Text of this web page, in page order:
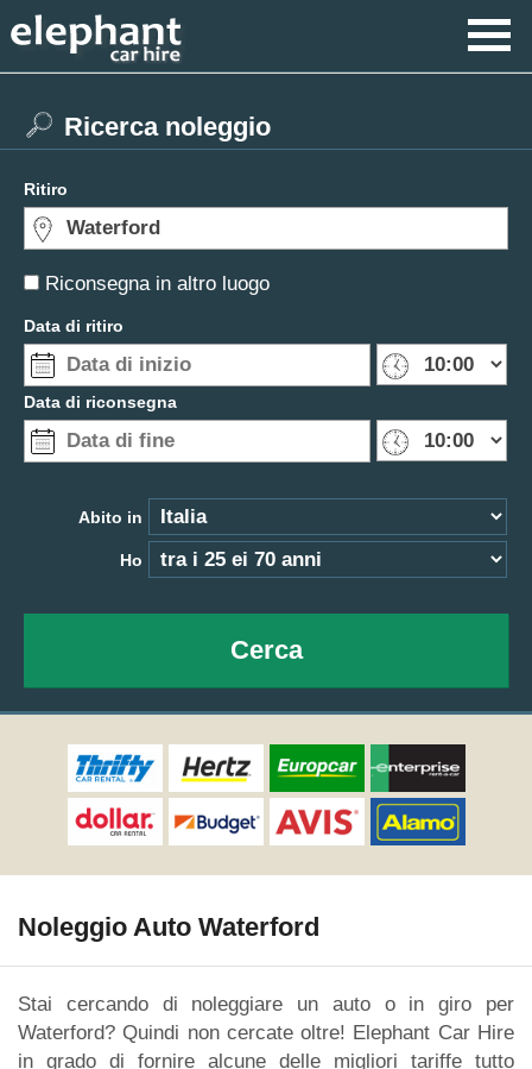
Riconsegna in altro luogo
Ricerca noleggio
Ritiro
Data di ritiro
Data di riconsegna
Abito in
Ho
Cerca
Noleggio Auto Waterford
Stai cercando di noleggiare un auto o in giro per
Waterford? Quindi non cercate oltre! Elephant Car Hire
in grado di fornire alcune delle migliori tariffe tutto